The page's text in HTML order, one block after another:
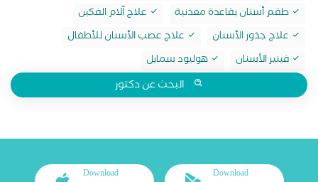
طقم أسنان بقاعدة معدنية
علاج آلام الفكين
علاج جذور الأسنان
علاج عصب الأسنان للأطفال
فينير الأسنان
هوليود سمايل
البحث عن دكتور
Download
Download